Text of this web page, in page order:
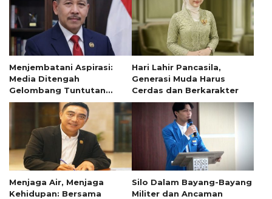
Menjembatani Aspirasi:
Media Ditengah
Gelombang Tuntutan
Mahasiswa
Hari Lahir Pancasila,
Generasi Muda Harus
Cerdas dan Berkarakter
Menjaga Air, Menjaga
Kehidupan: Bersama
Silo Dalam Bayang-Bayang
Militer dan Ancaman